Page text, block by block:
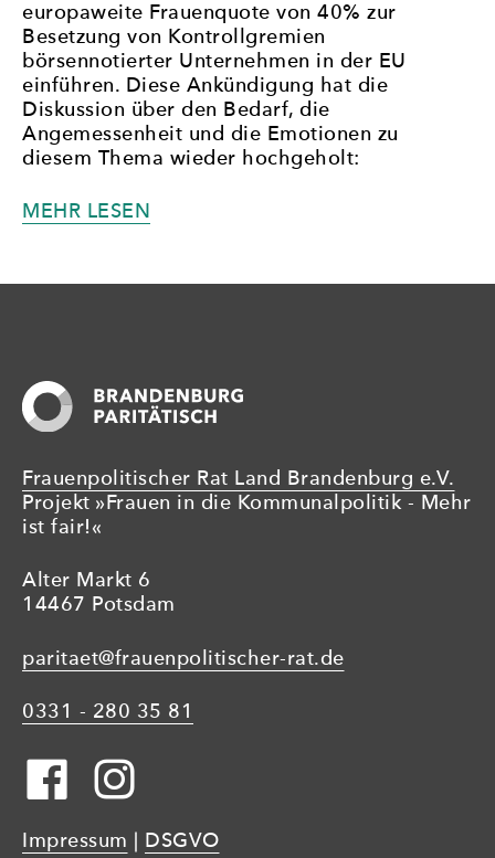
europaweite Frauenquote von 40% zur
Besetzung von Kontrollgremien
börsennotierter Unternehmen in der EU
einführen. Diese Ankündigung hat die
Diskussion über den Bedarf, die
Angemessenheit und die Emotionen zu
diesem Thema wieder hochgeholt:
MEHR LESEN
SIE
IN
DER
Frauenpolitischer Rat Land Brandenburg e.V.
Projekt »Frauen in die Kommunalpolitik - Mehr
ist fair!«
Alter Markt 6
14467 Potsdam
paritaet@frauenpolitischer-rat.de
0331 - 280 35 81
Impressum DSGVO